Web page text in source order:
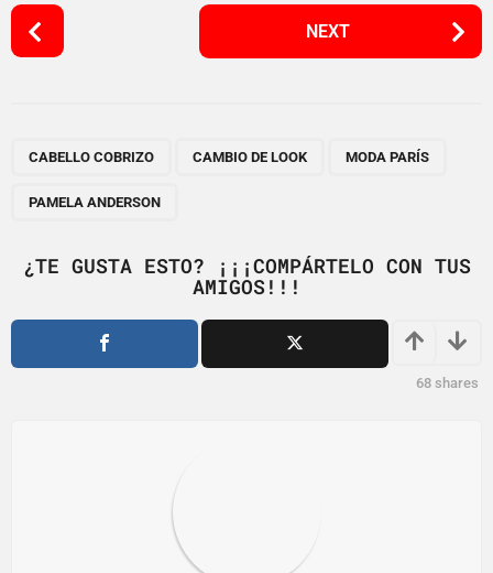
P
o
i
o
NEXT
CABELLO COBRIZO CAMBIO DE LOOK MODA PARÍS
PAMELA ANDERSON
¿TE GUSTA ESTO? ¡¡¡COMPÁRTELO CON TUS
AMIGOS!!!
68 shares